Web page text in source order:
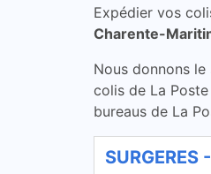
Expédier vos
Charente-
Nous donnons
colis de La
bureaus de La